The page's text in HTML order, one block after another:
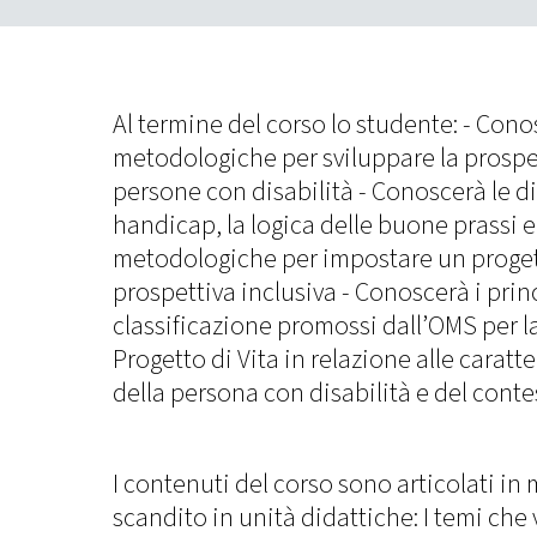
Al termine del corso lo studente: -
metodologiche per sviluppare la
persone con disabilità - Conoscerà le
handicap, la logica delle buone prassi
metodologiche per impostare un
prospettiva inclusiva - Conoscerà i
classificazione promossi dall’OMS per
Progetto di Vita in relazione alle
della persona con disabilità e del
I contenuti del corso sono articolati in
scandito in unità didattiche: I temi che